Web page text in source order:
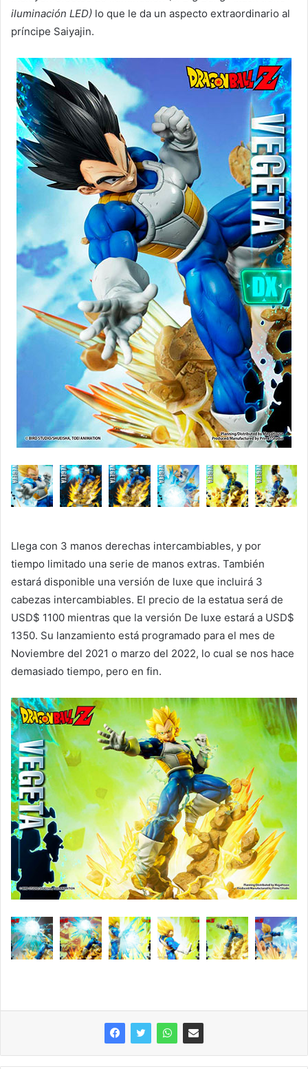
iluminación LED) lo que le da un aspecto extraordinario al
príncipe Saiyajin.
Llega con 3 manos derechas intercambiables, y por
tiempo limitado una serie de manos extras. También
estará disponible una versión de luxe que incluirá 3
cabezas intercambiables. El precio de la estatua será de
USD$ 1100 mientras que la versión De luxe estará a USD$
1350. Su lanzamiento está programado para el mes de
Noviembre del 2021 o marzo del 2022, lo cual se nos hace
demasiado tiempo, pero en fin.